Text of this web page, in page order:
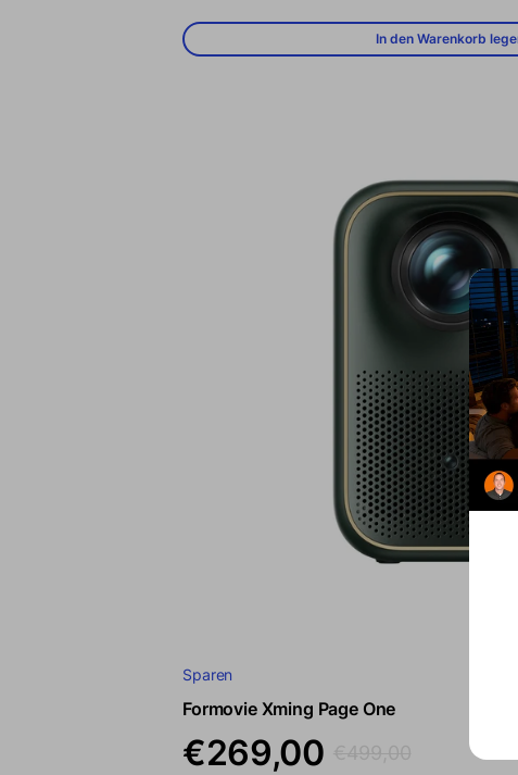
In den Warenkorb
Sparen
Formovie Xming Page One
€269,00
Regulärer Preis